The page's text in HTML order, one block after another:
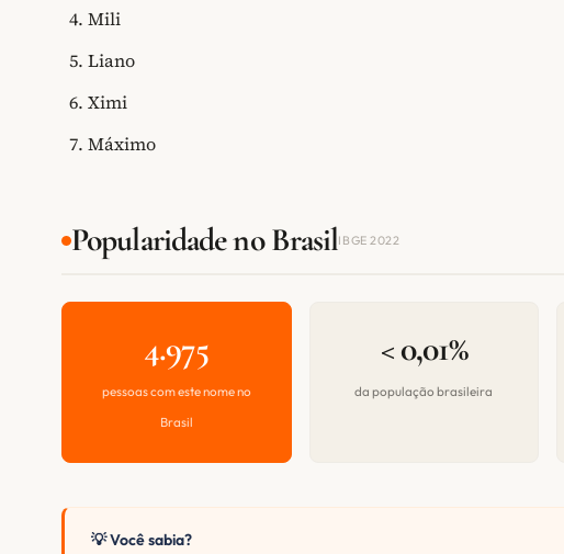
Mili
Liano
Ximi
Máximo
Popularidade no BrasilIBGE 2022
4.975
pessoas com este nome no
Brasil
< 0,01%
da população brasileira
💡 Você sabia?